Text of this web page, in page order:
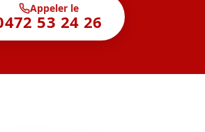
Appeler le
53 24 26